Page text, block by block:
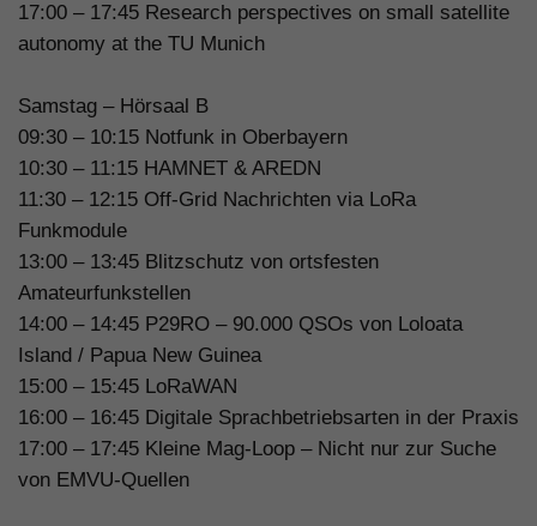
17:00 – 17:45 Research perspectives on small satellite
autonomy at the TU Munich
Samstag – Hörsaal B
09:30 – 10:15 Notfunk in Oberbayern
10:30 – 11:15 HAMNET & AREDN
11:30 – 12:15 Off-Grid Nachrichten via LoRa
Funkmodule
13:00 – 13:45 Blitzschutz von ortsfesten
Amateurfunkstellen
14:00 – 14:45 P29RO – 90.000 QSOs von Loloata
Island / Papua New Guinea
15:00 – 15:45 LoRaWAN
16:00 – 16:45 Digitale Sprachbetriebsarten in der Praxis
17:00 – 17:45 Kleine Mag-Loop – Nicht nur zur Suche
von EMVU-Quellen